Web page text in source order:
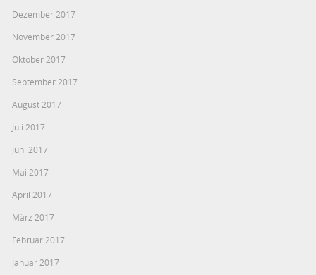
Dezember 2017
November 2017
Oktober 2017
September 2017
August 2017
Juli 2017
Juni 2017
Mai 2017
April 2017
März 2017
Februar 2017
Januar 2017